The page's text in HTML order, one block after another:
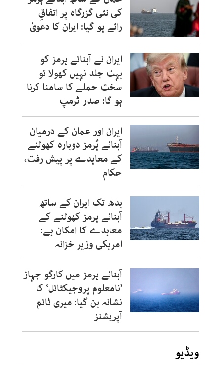
کی نئی گزرگاہ پر اتفاقِ
رائے ہو گیا: ایران کا دعویٰ
ایران نے آبنائے ہرمز کو
بہت جلد نہیں کھولا تو
سخت حملے کا سامنا کرنا
ہو گا: صدر ٹرمپ
ایران اور عمان کے درمیان
آبنائے ہُرمز دوبارہ کھولنے
کے معاہدے پر پیش رفت،
حکام
بدھ تک ایران کے ساتھ
آبنائے ہرمز کھولنے کے
معاہدے کا امکان ہے:
امریکی وزیر خزانہ
آبنائے ہرمز میں کارگو جہاز
’نامعلوم پروجیکٹائل‘ کا
نشانہ بن گیا: میری ٹائم
آپریشنز
ویڈیو